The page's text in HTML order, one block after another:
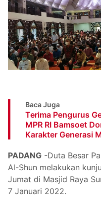
Baca Juga
Terima Pengurus
MPR RI Bamsoet
Karakter Generasi
PADANG -Duta Besar
Al-Shun melakukan
Jumat di Masjid Raya
7 Januari 2022.